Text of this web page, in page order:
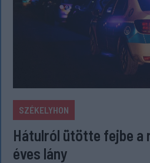
SZÉKELYHON
Hátulról ütötte fejbe a
éves lány